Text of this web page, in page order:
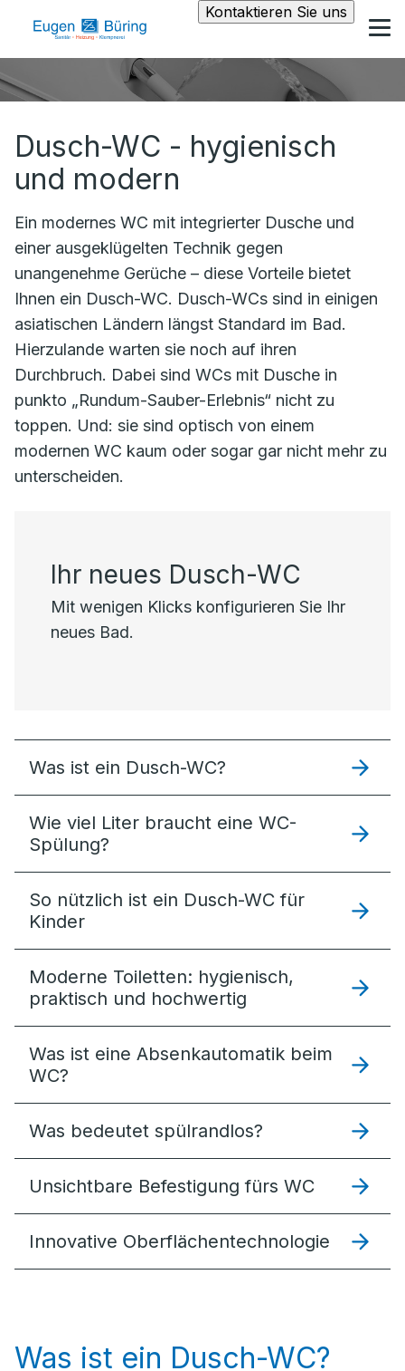
Kontaktieren Sie uns
Dusch-WC - hygienisch
und modern
Ein modernes WC mit integrierter Dusche und
einer ausgeklügelten Technik gegen
unangenehme Gerüche – diese Vorteile bietet
Ihnen ein Dusch-WC. Dusch-WCs sind in einigen
asiatischen Ländern längst Standard im Bad.
Hierzulande warten sie noch auf ihren
Durchbruch. Dabei sind WCs mit Dusche in
punkto „Rundum-Sauber-Erlebnis“ nicht zu
toppen. Und: sie sind optisch von einem
modernen WC kaum oder sogar gar nicht mehr zu
unterscheiden.
Ihr neues Dusch-WC
Mit wenigen Klicks konfigurieren Sie Ihr
neues Bad.
Was ist ein Dusch-WC?
Wie viel Liter braucht eine WC-
Spülung?
So nützlich ist ein Dusch-WC für
Kinder
Moderne Toiletten: hygienisch,
praktisch und hochwertig
Was ist eine Absenkautomatik beim
WC?
Was bedeutet spülrandlos?
Unsichtbare Befestigung fürs WC
Innovative Oberflächentechnologie
Was ist ein Dusch-WC?